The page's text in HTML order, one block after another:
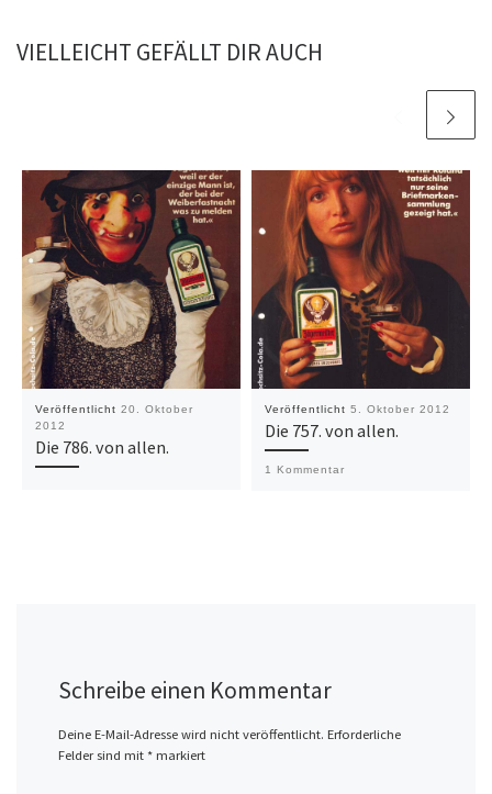
VIELLEICHT GEFÄLLT DIR AUCH
Veröffentlicht 20. Oktober
2012
Die 786. von allen.
Veröffentlicht 5. Oktober 2012
Die 757. von allen.
1 Kommentar
Schreibe einen Kommentar
Deine E-Mail-Adresse wird nicht veröffentlicht. Erforderliche
Felder sind mit *markiert